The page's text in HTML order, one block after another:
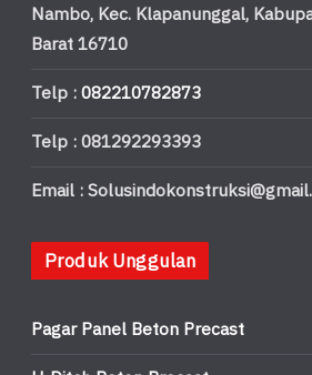
Nambo, Kec. Klapanunggal,
Barat 16710
Telp :082210782873
Telp : 081292293393
Email :
Produk Unggulan
Pagar Panel Beton Precast